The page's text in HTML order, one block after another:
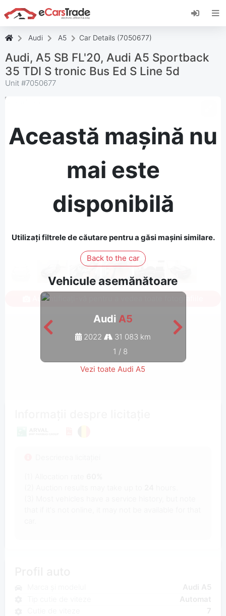
Instalați aplicația web eCarsTrade, adăugați-o
pe ecranul de pornire și primiți actualizări
Audi A5 Car Details (7050677)
Audi, A5 SB FL'20, Audi A5 Sportback
35 TDI S tronic Bus Ed S Line 5d
Unit #7050677
Această mașină nu
mai este
disponibilă
Utilizați filtrele de căutare pentru a găsi mașini similare.
Back to the car
Vehicule asemănătoare
Audi A5
2022
31 083 km
1 / 8
Vezi toate Audi A5
Autentificați-vă pentru a vedea toate fotografiile